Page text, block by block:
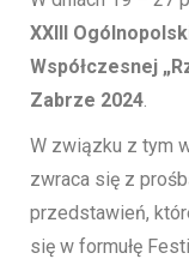
XXIII
Współczesnej
Zabrze 2024.
W związku z tym
zwraca się z
przedstawień,
się w formułę